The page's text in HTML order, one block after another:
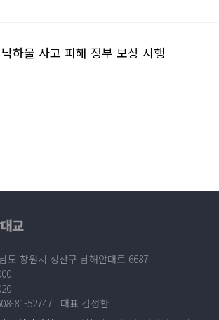
하물 사고 피해 정부 보상 시행
도 창원시 성산구 남해안대로 6687
81-52747 대표 김성환